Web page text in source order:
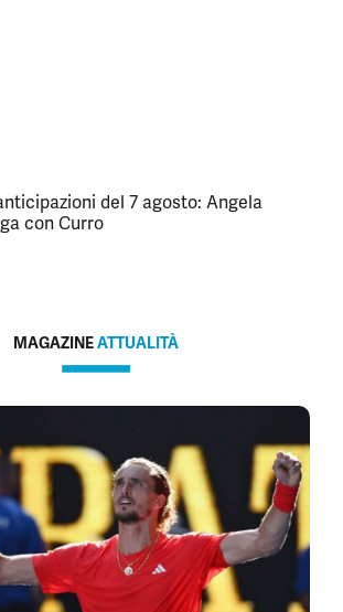
del 7 agosto: Angela
con Curro
MAGAZINEATTUALITÀ